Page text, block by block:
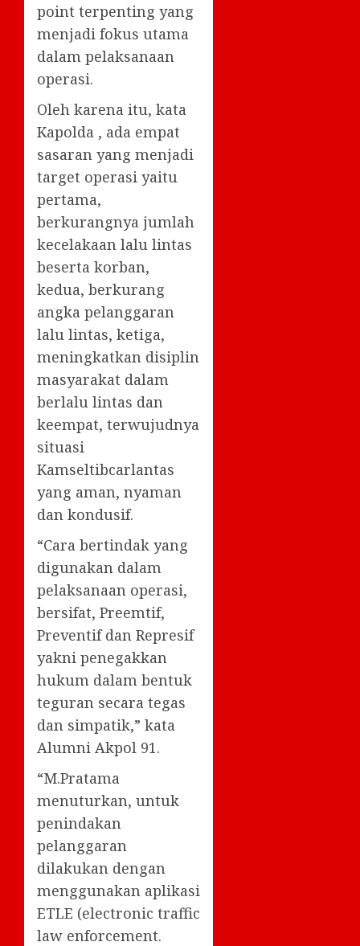
point terpenting yang
menjadi fokus utama
dalam pelaksanaan
operasi.
Oleh karena itu, kata
Kapolda , ada empat
sasaran yang menjadi
target operasi yaitu
pertama,
berkurangnya jumlah
kecelakaan lalu lintas
beserta korban,
kedua, berkurang
angka pelanggaran
lalu lintas, ketiga,
meningkatkan disiplin
masyarakat dalam
berlalu lintas dan
keempat, terwujudnya
situasi
Kamseltibcarlantas
yang aman, nyaman
dan kondusif.
“Cara bertindak yang
digunakan dalam
pelaksanaan operasi,
bersifat, Preemtif,
Preventif dan Represif
yakni penegakkan
hukum dalam bentuk
teguran secara tegas
dan simpatik,” kata
Alumni Akpol 91.
“M.Pratama
menuturkan, untuk
penindakan
pelanggaran
dilakukan dengan
menggunakan aplikasi
ETLE (electronic traffic
law enforcement.